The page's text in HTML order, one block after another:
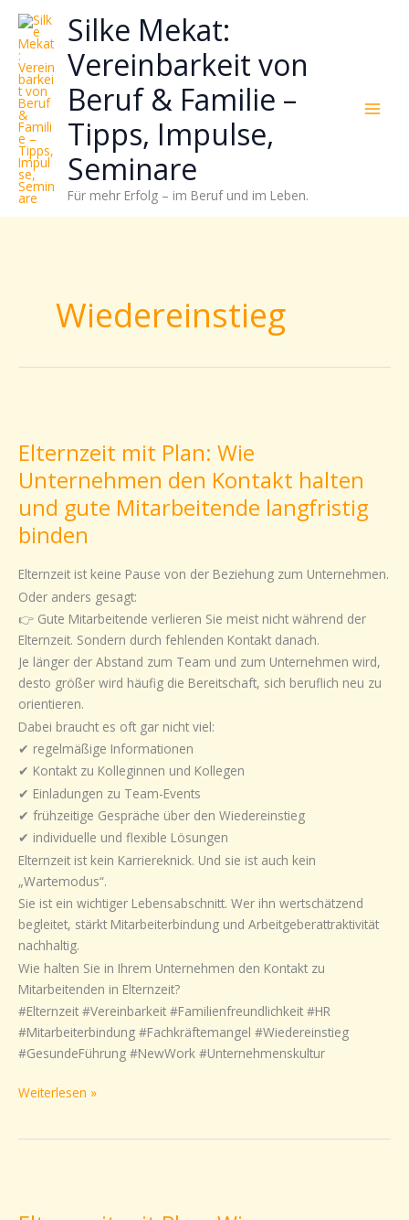
Zum
Inhalt
springen
Silke Mekat:
Vereinbarkeit von
Beruf & Familie –
Tipps, Impulse,
Seminare
Für mehr Erfolg – im Beruf und im Leben.
Wiedereinstieg
Elternzeit mit Plan: Wie
Unternehmen den Kontakt halten
und gute Mitarbeitende langfristig
binden
Elternzeit ist keine Pause von der Beziehung zum Unternehmen.
Oder anders gesagt:
👉 Gute Mitarbeitende verlieren Sie meist nicht während der
Elternzeit. Sondern durch fehlenden Kontakt danach.
Je länger der Abstand zum Team und zum Unternehmen wird,
desto größer wird häufig die Bereitschaft, sich beruflich neu zu
orientieren.
Dabei braucht es oft gar nicht viel:
✔ regelmäßige Informationen
✔ Kontakt zu Kolleginnen und Kollegen
✔ Einladungen zu Team-Events
✔ frühzeitige Gespräche über den Wiedereinstieg
✔ individuelle und flexible Lösungen
Elternzeit ist kein Karriereknick. Und sie ist auch kein
„Wartemodus“.
Sie ist ein wichtiger Lebensabschnitt. Wer ihn wertschätzend
begleitet, stärkt Mitarbeiterbindung und Arbeitgeberattraktivität
nachhaltig.
Wie halten Sie in Ihrem Unternehmen den Kontakt zu
Mitarbeitenden in Elternzeit?
#Elternzeit #Vereinbarkeit #Familienfreundlichkeit #HR
#Mitarbeiterbindung #Fachkräftemangel #Wiedereinstieg
#GesundeFührung #NewWork #Unternehmenskultur
Plan:
Wie
Unternehmen
den
Kontakt
und
gute
Mitarbeitende
langfristig
binden
Weiterlesen »
wie
sich
Stress
reduzieren
Energie
gezielter
einsetzen
lässt?
Einfach